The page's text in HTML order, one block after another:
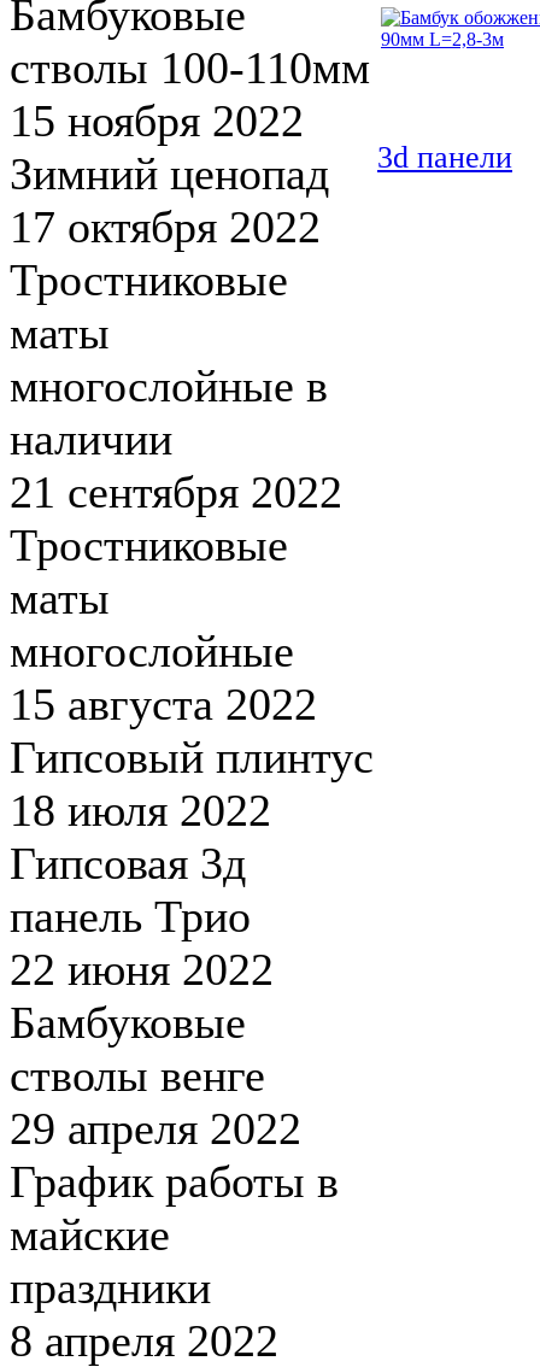
Бамбуковые
стволы 100-110мм
15 ноября 2022
Зимний ценопад
17 октября 2022
Тростниковые
маты
многослойные в
наличии
21 сентября 2022
Тростниковые
маты
многослойные
15 августа 2022
Гипсовый плинтус
18 июля 2022
Гипсовая 3д
панель Трио
22 июня 2022
Бамбуковые
стволы венге
29 апреля 2022
График работы в
майские
праздники
8 апреля 2022
3d панели